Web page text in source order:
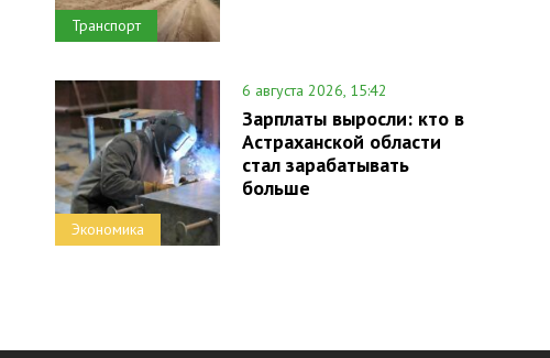
Транспорт
Экономика
6 августа 2026, 15:42
Зарплаты выросли: кто в
Астраханской области
стал зарабатывать
больше